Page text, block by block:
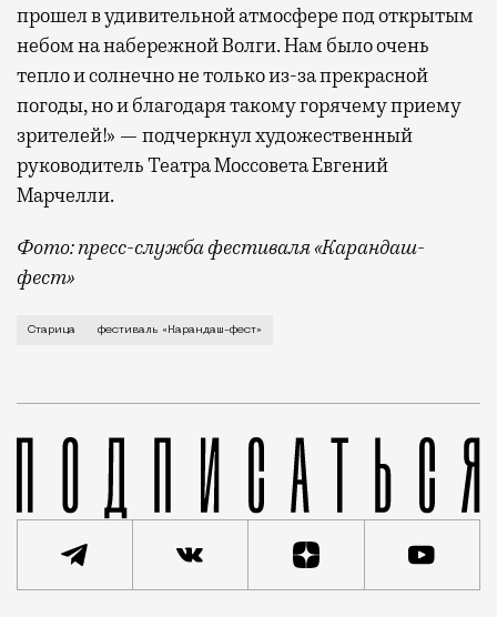
прошел в удивительной атмосфере под открытым
небом на набережной Волги. Нам было очень
тепло и солнечно не только из-за прекрасной
погоды, но и благодаря такому горячему приему
зрителей!» — подчеркнул художественный
руководитель Театра Моссовета Евгений
Марчелли.
Фото: пресс-служба фестиваля «Карандаш-
фест»
В минувший уикенд маленькая Старица в
Старица фестиваль «Карандаш-фест»